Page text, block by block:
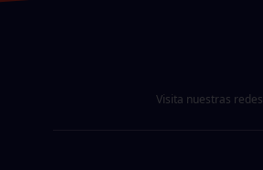
Visita nuestras redes